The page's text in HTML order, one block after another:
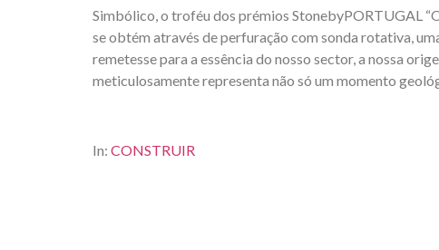
Simbólico, o troféu dos prémios StonebyPORTUGAL
se obtém através de perfuração com sonda rotativa,
remetesse para a essência do nosso sector, a nossa
meticulosamente representa não só um momento
In: CONSTRUIR